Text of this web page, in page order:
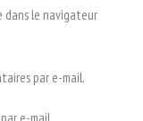
dans le navigateur
par e-mail.